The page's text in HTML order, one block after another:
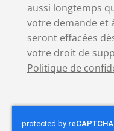
aussi longtemps
votre demande et
seront effacées
votre droit de
Politique de